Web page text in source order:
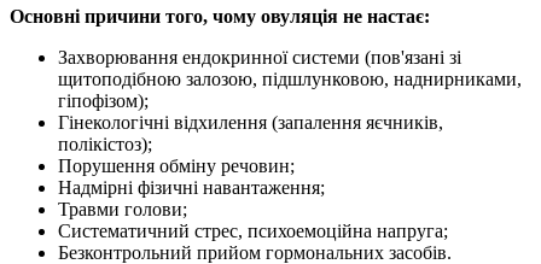
Основні причини того, чому овуляція не настає:
Захворювання ендокринної системи (пов'язані зі
щитоподібною залозою, підшлунковою, наднирниками,
гіпофізом);
Гінекологічні відхилення (запалення яєчників,
полікістоз);
Порушення обміну речовин;
Надмірні фізичні навантаження;
Травми голови;
Систематичний стрес, психоемоційна напруга;
Безконтрольний прийом гормональних засобів.